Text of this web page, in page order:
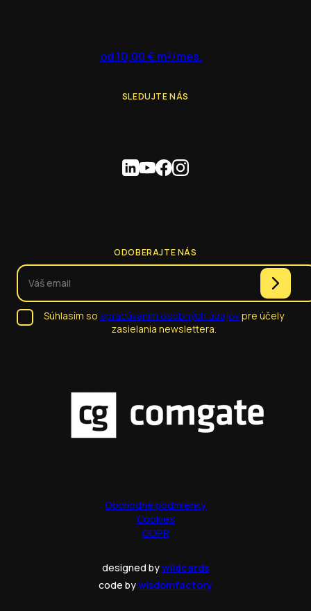
od 10,00 € m²/mes.
SLEDUJTE NÁS
ODOBERAJTE NÁS
Súhlasím so spracúvaním osobných údajovpre účely
zasielania newslettera.
Obchodné podmienky
Cookies
GDPR
designed bywildcards
code bywisdomfactory